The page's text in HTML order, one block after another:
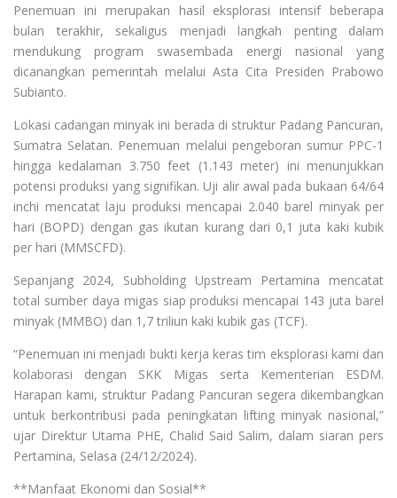
Penemuan ini merupakan hasil eksplorasi intensif beberapa
bulan terakhir, sekaligus menjadi langkah penting dalam
mendukung program swasembada energi nasional yang
dicanangkan pemerintah melalui Asta Cita Presiden Prabowo
Subianto.
Lokasi cadangan minyak ini berada di struktur Padang Pancuran,
Sumatra Selatan. Penemuan melalui pengeboran sumur PPC-1
hingga kedalaman 3.750 feet (1.143 meter) ini menunjukkan
potensi produksi yang signifikan. Uji alir awal pada bukaan 64/64
inchi mencatat laju produksi mencapai 2.040 barel minyak per
hari (BOPD) dengan gas ikutan kurang dari 0,1 juta kaki kubik
per hari (MMSCFD).
Sepanjang 2024, Subholding Upstream Pertamina mencatat
total sumber daya migas siap produksi mencapai 143 juta barel
minyak (MMBO) dan 1,7 triliun kaki kubik gas (TCF).
“Penemuan ini menjadi bukti kerja keras tim eksplorasi kami dan
kolaborasi dengan SKK Migas serta Kementerian ESDM.
Harapan kami, struktur Padang Pancuran segera dikembangkan
untuk berkontribusi pada peningkatan lifting minyak nasional,”
ujar Direktur Utama PHE, Chalid Said Salim, dalam siaran pers
Pertamina, Selasa (24/12/2024).
**Manfaat Ekonomi dan Sosial**